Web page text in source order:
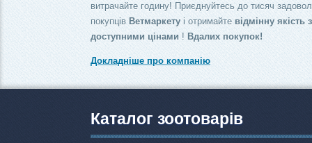
витрачайте годину! Приєднуйтесь до тисяч
покупців Ветмаркетуі отримайте відмінну якість
доступними цінами ! Вдалих покупок!
Докладніше про компанію
Каталог зоотоварів